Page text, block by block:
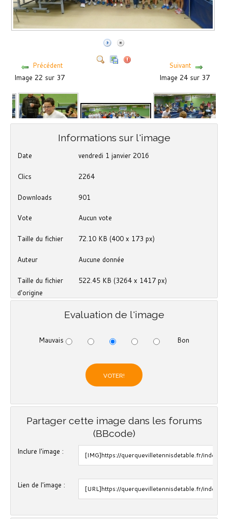
Précédent
Image 22 sur 37
Suivant
Image 24 sur 37
Informations sur l'image
Date vendredi 1 janvier 2016
Clics 2264
Downloads 901
Vote Aucun vote
Taille du fichier 72.10 KB (400 x 173 px)
Auteur Aucune donnée
Taille du fichier
d'origine
522.45 KB (3264 x 1417 px)
Evaluation de l'image
Mauvais Bon
Partager cette image dans les forums
(BBcode)
Inclure l'image :
Lien de l'image :